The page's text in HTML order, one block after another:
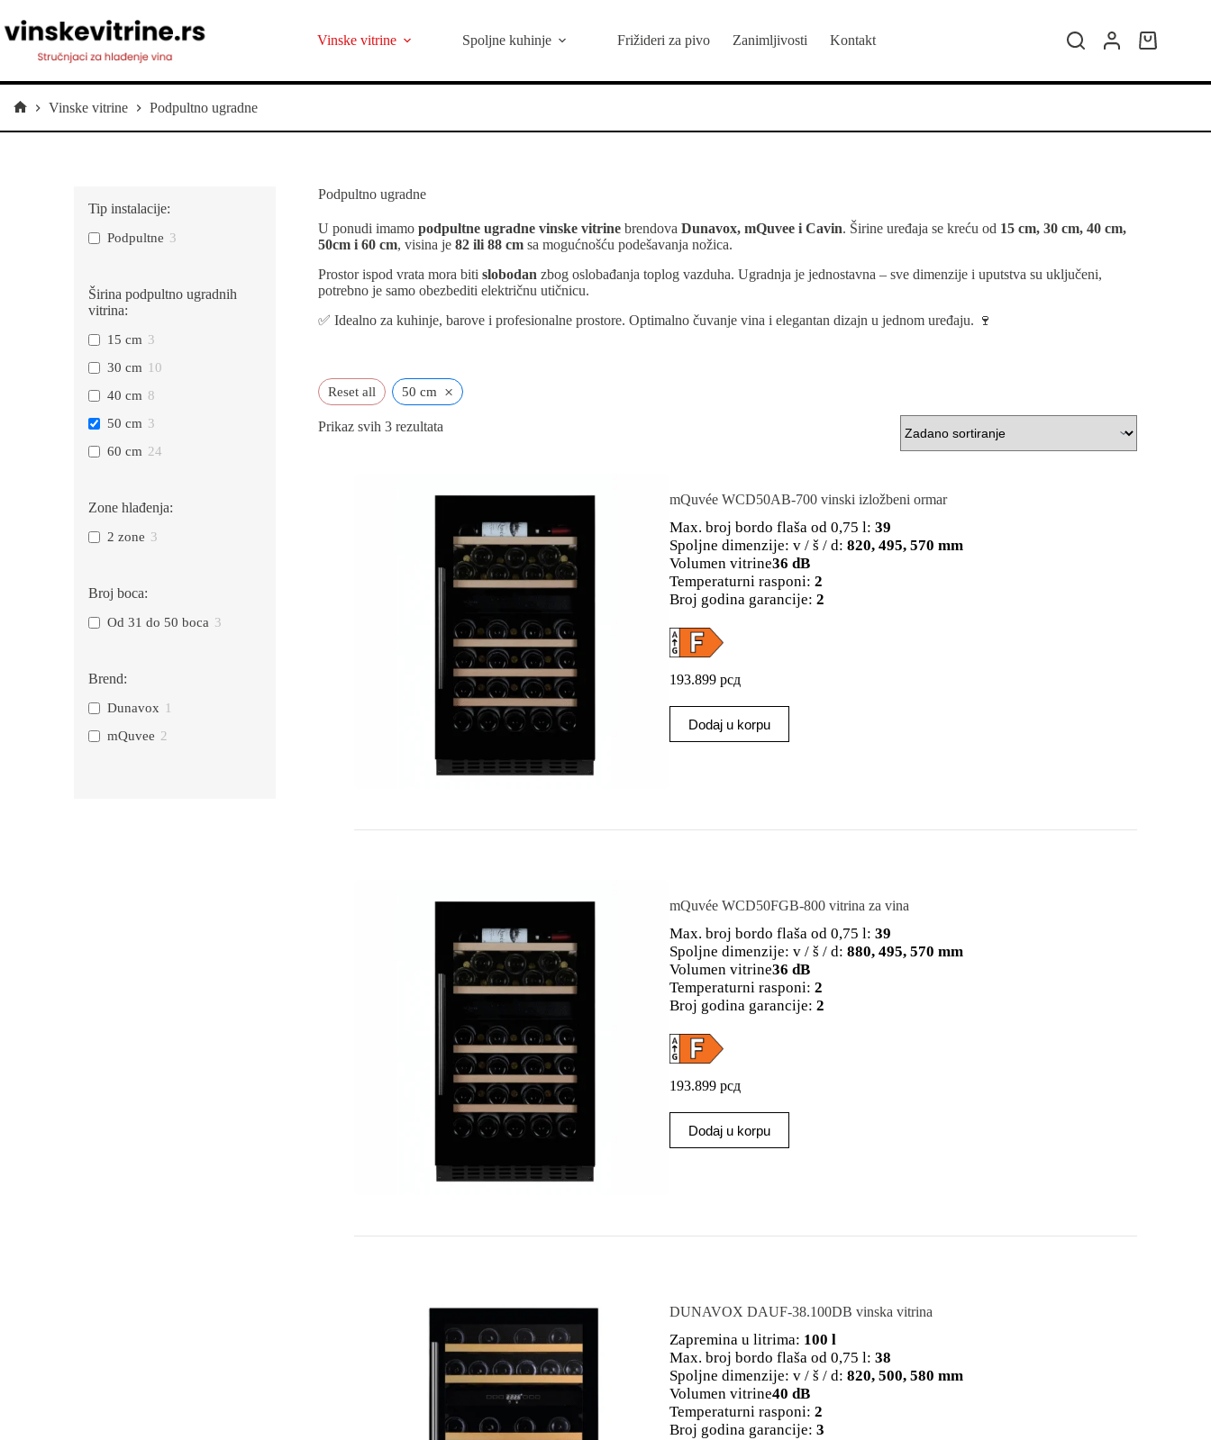
na
sadržaj
Vinske vitrine Spoljne kuhinje Frižideri za pivo Zanimljivosti Kontakt
Kolica
kupovinu
Vinske vitrine Podpultno ugradne
Podpultno ugradne
U ponudi imamopodpultne ugradne vinske vitrine brendovaDunavox, mQuvee i Cavin. Širine uređaja se kreću od 15 cm, 30 cm, 40 cm,
50cm i 60 cm, visina je82 ili 88 cm sa mogućnošću podešavanja nožica.
Prostor ispod vrata mora bitislobodan zbog oslobađanja toplog vazduha. Ugradnja je jednostavna – sve dimenzije i uputstva su uključeni,
potrebno je samo obezbediti električnu utičnicu.
✅ Idealno za kuhinje, barove i profesionalne prostore. Optimalno čuvanje vina i elegantan dizajn u jednom uređaju. 🍷
Reset all 50 cm ×
Prikaz svih 3 rezultata
mQuvée WCD50AB-700 vinski izložbeni ormar
Max. broj bordo flaša od 0,75 l: 39
Spoljne dimenzije: v / š / d:820, 495, 570 mm
Volumen vitrine36 dB
Temperaturni rasponi: 2
Broj godina garancije: 2
193.899рсд
Dodaj u korpu
mQuvée WCD50FGB-800 vitrina za vina
Max. broj bordo flaša od 0,75 l: 39
Spoljne dimenzije: v / š / d:880, 495, 570 mm
Volumen vitrine36 dB
Temperaturni rasponi: 2
Broj godina garancije: 2
193.899рсд
Dodaj u korpu
DUNAVOX DAUF-38.100DB vinska vitrina
Zapremina u litrima: 100 l
Max. broj bordo flaša od 0,75 l: 38
Spoljne dimenzije: v / š / d:820, 500, 580 mm
Volumen vitrine40 dB
Temperaturni rasponi: 2
Broj godina garancije: 3
Tip instalacije:
Podpultne 3
Širina podpultno ugradnih
vitrina:
15 cm 3
30 cm 10
40 cm 8
50 cm 3
60 cm 24
Zone hlađenja:
2 zone 3
Broj boca:
Od 31 do 50 boca 3
Brend:
Dunavox 1
mQuvee 2